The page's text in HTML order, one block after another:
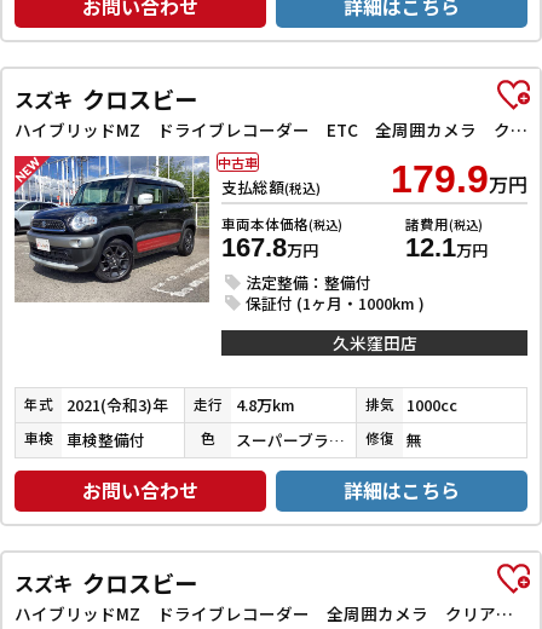
お問い合わせ 詳細はこちら
スズキ クロスビー
ハイブリッドMZ ドライブレコーダー ETC 全周囲カメラ クリアランスソナー オートクルーズコントロール レーンアシスト 衝突被害軽減システム ナビ TV オートライト LEDヘッドランプ アルミホイール
支払総額(税込) 179.9万円
車両本体価格(税込)
167.8万円
諸費用(税込)
12.1万円
法定整備：整備付
保証付 (1ヶ月・1000km )
中古車
久米窪田店
年式 2021(令和3)年 走行 4.8万km 排気 1000cc
車検 車検整備付 色 スーパーブラックＰ／ピュアホワイトＰ／バーニングレッドパール 修復 無
お問い合わせ 詳細はこちら
スズキ クロスビー
ハイブリッドMZ ドライブレコーダー 全周囲カメラ クリアランスソナー オートクルーズコントロール 衝突被害軽減システム ナビ TV LEDヘッドランプ アルミホイール スマートキー 電動格納ミラー シートヒーター